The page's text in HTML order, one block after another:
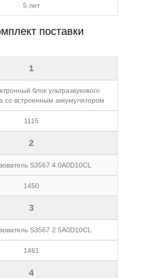
5 лет
поставки
1
блок ультразвукового
со встроенным аккумулятором
1115
2
S3567 4.0A0D10CL
1450
3
S3567 2.5A0D10CL
1461
4